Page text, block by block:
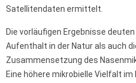
Satellitendaten ermittelt.
Die vorläufigen Ergebnisse
Aufenthalt in der Natur als auch
Zusammensetzung des
Eine höhere mikrobielle Vielfalt